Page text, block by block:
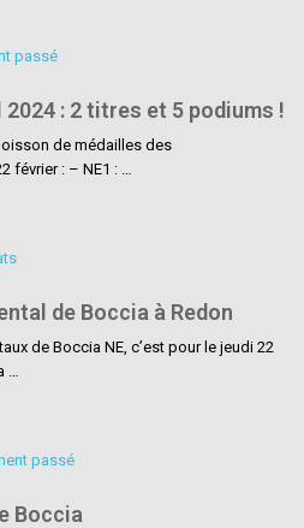
passé
: 2 titres et 5 podiums !
de médailles des
février : – NE1 : …
de Boccia à Redon
de Boccia NE, c’est pour le jeudi 22
…
passé
Boccia